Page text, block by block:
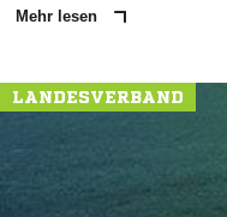
Mehr lesen
LANDESVERBAND